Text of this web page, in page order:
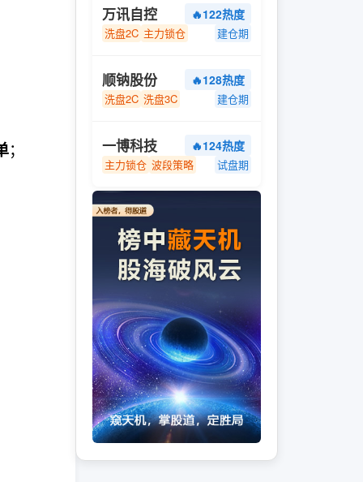
；
万讯自控 🔥122热度
洗盘2C 主力锁仓 建仓期
顺钠股份 🔥128热度
洗盘2C 洗盘3C 建仓期
一博科技 🔥124热度
主力锁仓 波段策略 试盘期